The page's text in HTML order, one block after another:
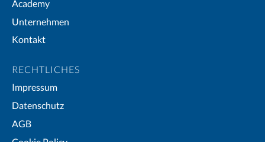
Academy
Unternehmen
Kontakt
RECHTLICHES
Impressum
Datenschutz
AGB